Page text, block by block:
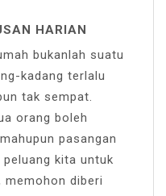
HARIAN
bukanlah suatu
kadang terlalu
tak sempat.
orang boleh
pasangan
kita untuk
memohon diberi